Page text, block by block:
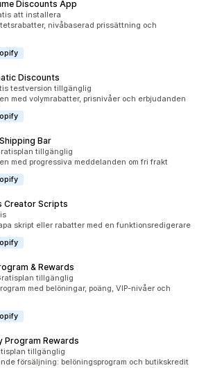
Discounts App
totaltatt installera
nivåbaserad prissättning och
Discounts
totalt
testversion tillgänglig
med volymrabatter, prisnivåer och erbjudanden
Bar
totalt
tillgänglig
med progressiva meddelanden om fri frakt
Creator Scripts
skript eller rabatter med en funktionsredigerare
& Rewards
totalt
tillgänglig
med belöningar, poäng, VIP-nivåer och
Program Rewards
totalt tillgänglig
försäljning: belöningsprogram och butikskredit